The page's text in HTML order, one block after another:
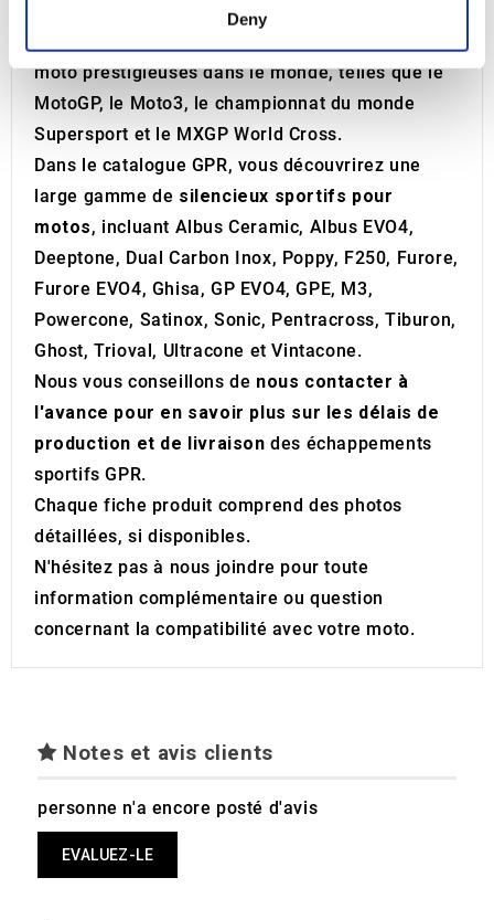
and set your preferences in the
We use cookies to personalise content and ads, to
provide social media features and to analyse our traffic.
We also share information about your use of our site with
our social media, advertising and analytics partners who
may combine it with other information that you’ve
provided to them or that they’ve collected from your use
Deny
(échappements d'équipement d'origine).
moto prestigieuses dans le monde, telles que le
MotoGP, le Moto3, le championnat du monde
Supersport et le MXGP World Cross.
Dans le catalogue GPR, vous découvrirez une
large gamme de silencieux sportifs pour
motos, incluant Albus Ceramic, Albus EVO4,
Deeptone, Dual Carbon Inox, Poppy, F250, Furore,
Furore EVO4, Ghisa, GP EVO4, GPE, M3,
Powercone, Satinox, Sonic, Pentracross, Tiburon,
Ghost, Trioval, Ultracone et Vintacone.
Nous vous conseillons de nous contacter à
l'avance pour en savoir plus sur les délais de
production et de livraison des échappements
sportifs GPR.
Chaque fiche produit comprend des photos
détaillées, si disponibles.
N'hésitez pas à nous joindre pour toute
information complémentaire ou question
concernant la compatibilité avec votre moto.
Notes et avis clients
personne n'a encore posté d'avis
EVALUEZ-LE